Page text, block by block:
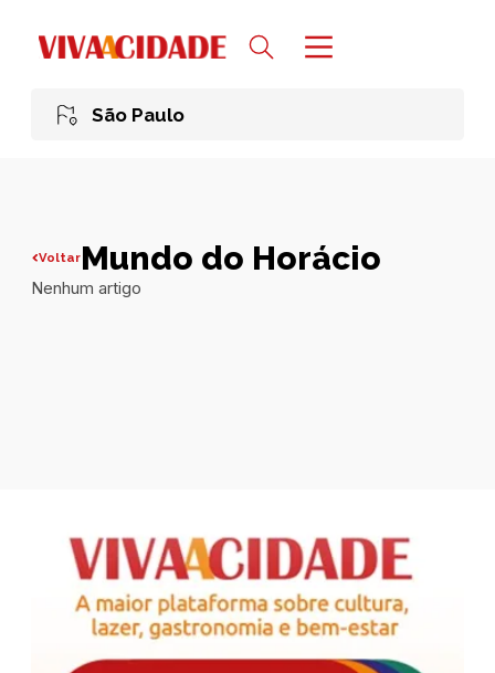
São Paulo
VoltarMundo do Horácio
Nenhum artigo